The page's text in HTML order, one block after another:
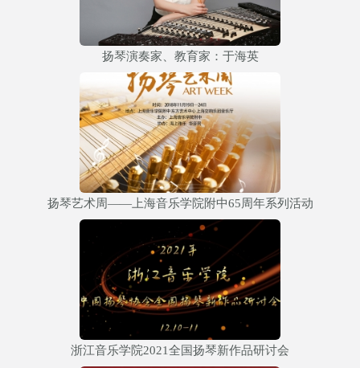
扬琴演奏家、教育家：于海英
扬琴艺术周——上海音乐学院附中65周年系列活动
浙江音乐学院2021全国扬琴新作品研讨会